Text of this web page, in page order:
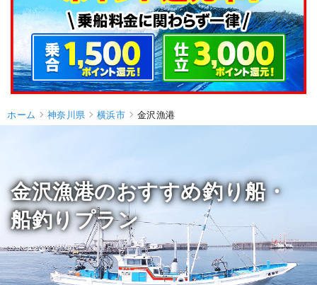
ホーム 神奈川県 横浜市 金沢漁港
金沢漁港のおすすめ釣り船・
船釣りプラン